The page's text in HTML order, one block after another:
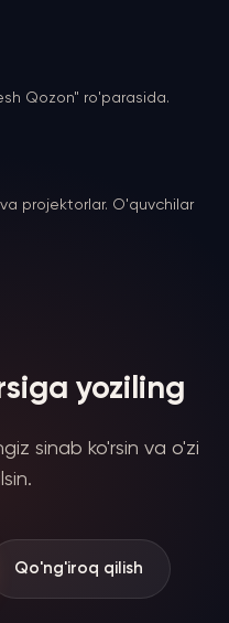
Qozon" ro'parasida.
projektorlar. O'quvchilar
yoziling
sinab ko'rsin va o'zi
Qo'ng'iroq qilish